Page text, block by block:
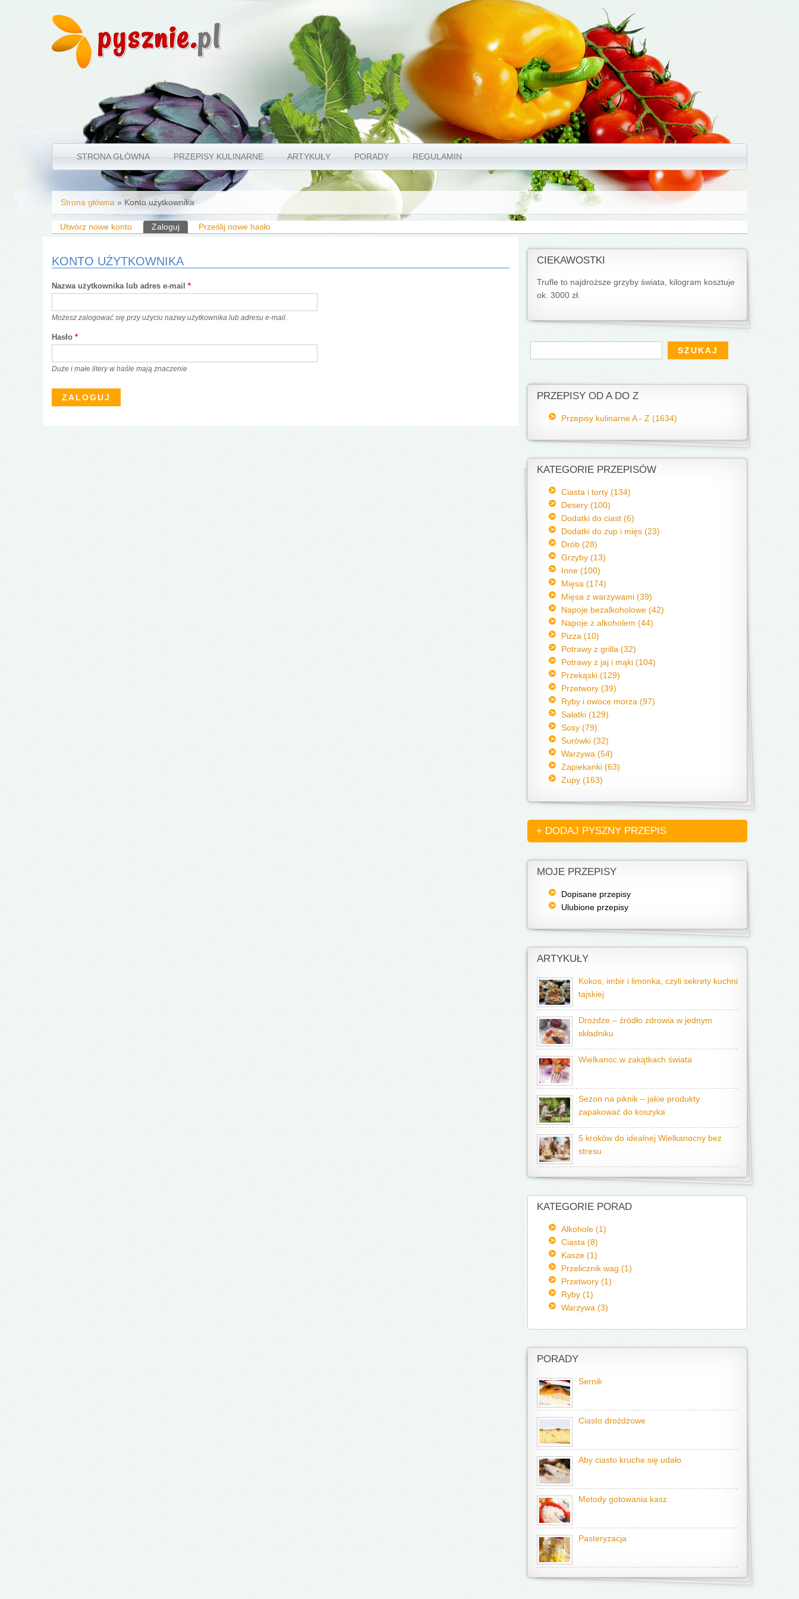
pysznie.pl
STRONA GŁÓWNA PRZEPISY KULINARNE ARTYKUŁY PORADY REGULAMIN
Jesteś tutaj
Strona główna » Konto użytkownika
Karty podstawowe
Utwórz nowe konto Zaloguj(aktywna karta)
Prześlij nowe hasło
KONTO UŻYTKOWNIKA
Nazwa użytkownika lub adres e-mail *
Możesz zalogować się przy użyciu nazwy użytkownika lub adresu e-mail.
Hasło *
Duże i małe litery w haśle mają znaczenie
CIEKAWOSTKI
Trufle to najdroższe grzyby świata, kilogram kosztuje
ok. 3000 zł.
Formularz wyszukiwania
Szukaj
PRZEPISY OD A DO Z
Przepisy kulinarne A - Z (1634)
KATEGORIE PRZEPISÓW
Ciasta i torty (134)
Desery (100)
Dodatki do ciast (6)
Dodatki do zup i mięs (23)
Drób (28)
Grzyby (13)
Inne (100)
Mięsa (174)
Mięsa z warzywami (39)
Napoje bezalkoholowe (42)
Napoje z alkoholem (44)
Pizza (10)
Potrawy z grilla (32)
Potrawy z jaj i mąki (104)
Przekąski (129)
Przetwory (39)
Ryby i owoce morza (97)
Sałatki (129)
Sosy (79)
Surówki (32)
Warzywa (54)
Zapiekanki (63)
Zupy (163)
+ DODAJ PYSZNY PRZEPIS
MOJE PRZEPISY
Dopisane przepisy
Ulubione przepisy
ARTYKUŁY
Kokos, imbir i limonka, czyli sekrety kuchni
tajskiej
Drożdże – źródło zdrowia w jednym
składniku
Wielkanoc w zakątkach świata
Sezon na piknik – jakie produkty
zapakować do koszyka
5 kroków do idealnej Wielkanocny bez
stresu
KATEGORIE PORAD
Alkohole (1)
Ciasta (8)
Kasze (1)
Przelicznik wag (1)
Przetwory (1)
Ryby (1)
Warzywa (3)
PORADY
Sernik
Ciasto drożdżowe
Aby ciasto kruche się udało
Metody gotowania kasz
Pasteryzacja